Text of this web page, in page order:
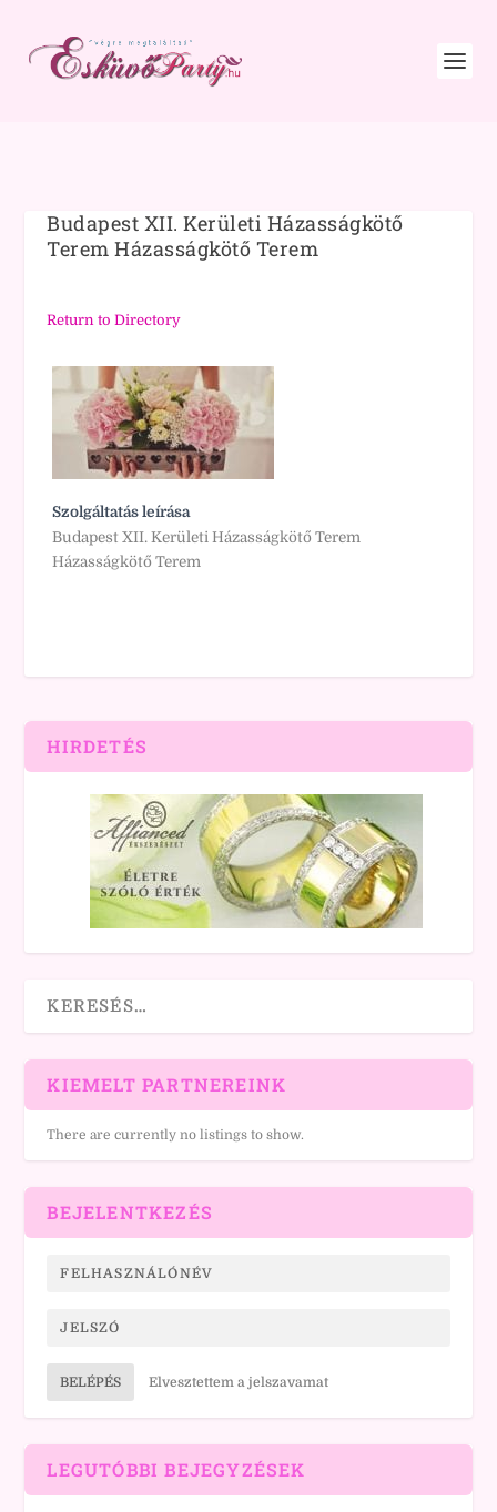
Budapest XII. Kerületi Házasságkötő
Terem Házasságkötő Terem
Return to Directory
Szolgáltatás leírása
Budapest XII. Kerületi Házasságkötő Terem
Házasságkötő Terem
HIRDETÉS
KIEMELT PARTNEREINK
There are currently no listings to show.
BEJELENTKEZÉS
BELÉPÉS Elvesztettem a jelszavamat
LEGUTÓBBI BEJEGYZÉSEK